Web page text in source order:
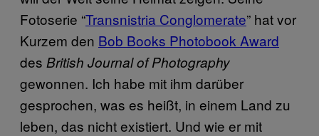
Fotoserie “Transnistria Conglomerate” hat vor
Kurzem den Bob Books Photobook Award
des British Journal of Photography
gewonnen. Ich habe mit ihm darüber
gesprochen, was es heißt, in einem Land zu
leben, das nicht existiert. Und wie er mit